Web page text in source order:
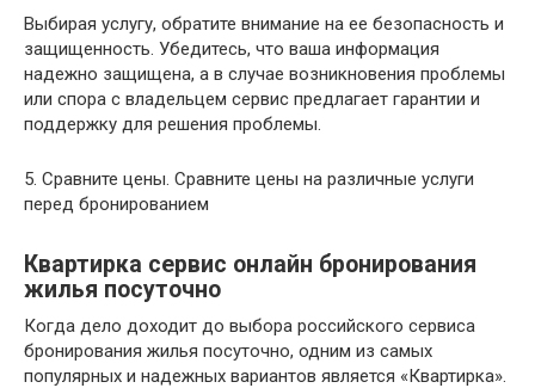
Выбирая услугу, обратите внимание на ее безопасность и
защищенность. Убедитесь, что ваша информация
надежно защищена, а в случае возникновения проблемы
или спора с владельцем сервис предлагает гарантии и
поддержку для решения проблемы.
5. Сравните цены. Сравните цены на различные услуги
перед бронированием
Квартирка сервис онлайн бронирования
жилья посуточно
Когда дело доходит до выбора российского сервиса
бронирования жилья посуточно, одним из самых
популярных и надежных вариантов является «Квартирка».